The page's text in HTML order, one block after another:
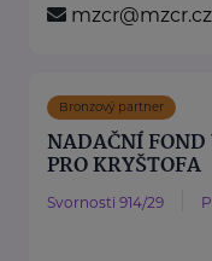
mzcr@mzcr.cz
Bronzový partner
NADAČNÍ FOND
PRO KRYŠTOFA
Svornosti 914/29